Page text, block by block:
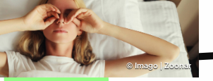
©Imago | Zoonar